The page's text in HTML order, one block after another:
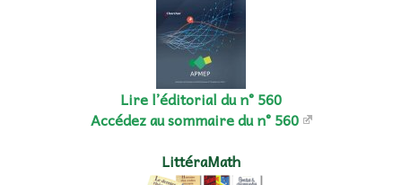
Lire l’éditorial du n° 560
Accédez au sommaire du n° 560
LittéraMath